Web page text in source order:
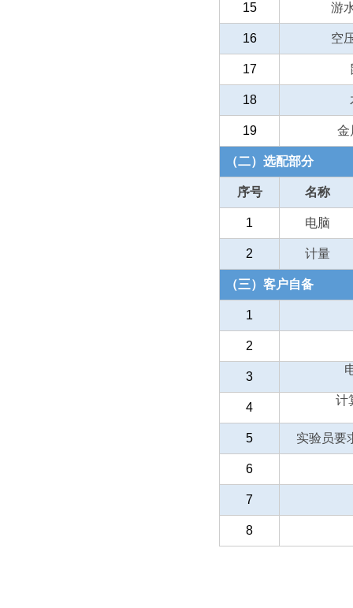
15 游
16 空
17
18
19 金
（二）选配部分
序号 名称
1 电脑
2 计量
（三）客户自备
1
2
3
4
计
5 实验员要
6
7
8